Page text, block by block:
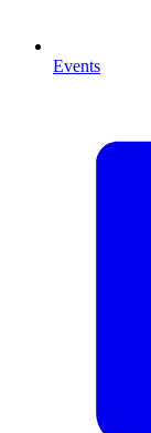
Events